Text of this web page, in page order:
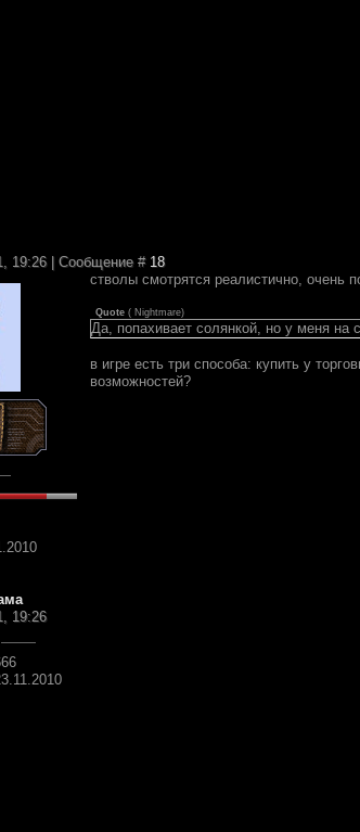
19:26 | Сообщение # 18
стволы смотрятся реалистично, очень
Quote ( Nightmare)
Да, попахивает солянкой, но у меня на
в игре есть три способа: купить у
возможностей?
19:26